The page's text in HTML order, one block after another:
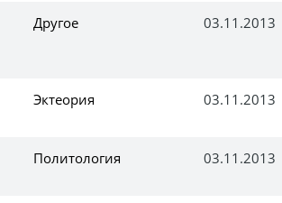
Другое 03.11.2013
Эктеория 03.11.2013
Политология 03.11.2013